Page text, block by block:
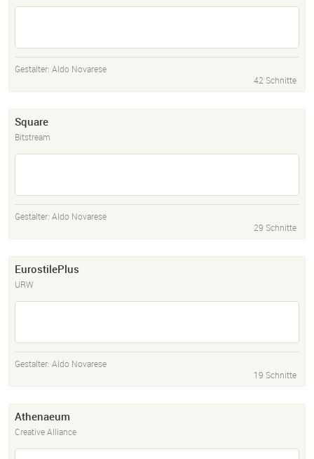
Gestalter: Aldo Novarese
42 Schnitte
Square
Bitstream
Gestalter: Aldo Novarese
29 Schnitte
EurostilePlus
URW
Gestalter: Aldo Novarese
19 Schnitte
Athenaeum
Creative Alliance